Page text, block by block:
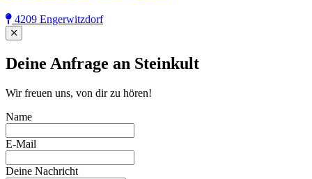
4209 Engerwitzdorf
Close
Deine Anfrage an Steinkult
Wir freuen uns, von dir zu hören!
Name
E-Mail
Deine Nachricht